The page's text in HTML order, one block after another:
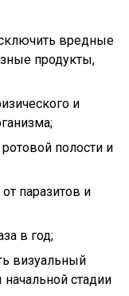
вредные
продукты,
и
полости и
паразитов и
в год;
визуальный
стадии